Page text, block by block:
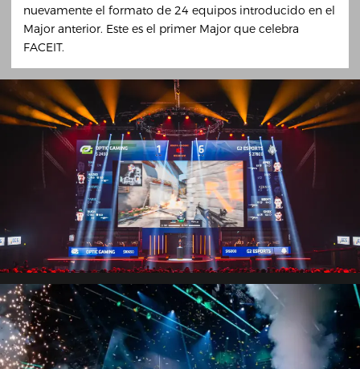
nuevamente el formato de 24 equipos introducido en el
Major anterior. Este es el primer Major que celebra
FACEIT.